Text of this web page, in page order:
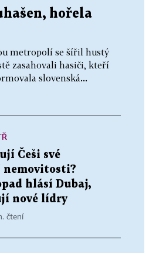
hořela
metropolí se šířil hustý
zasahovali hasiči, kteří
slovenská...
Češi své
hlásí Dubaj,
nové lídry
čtení